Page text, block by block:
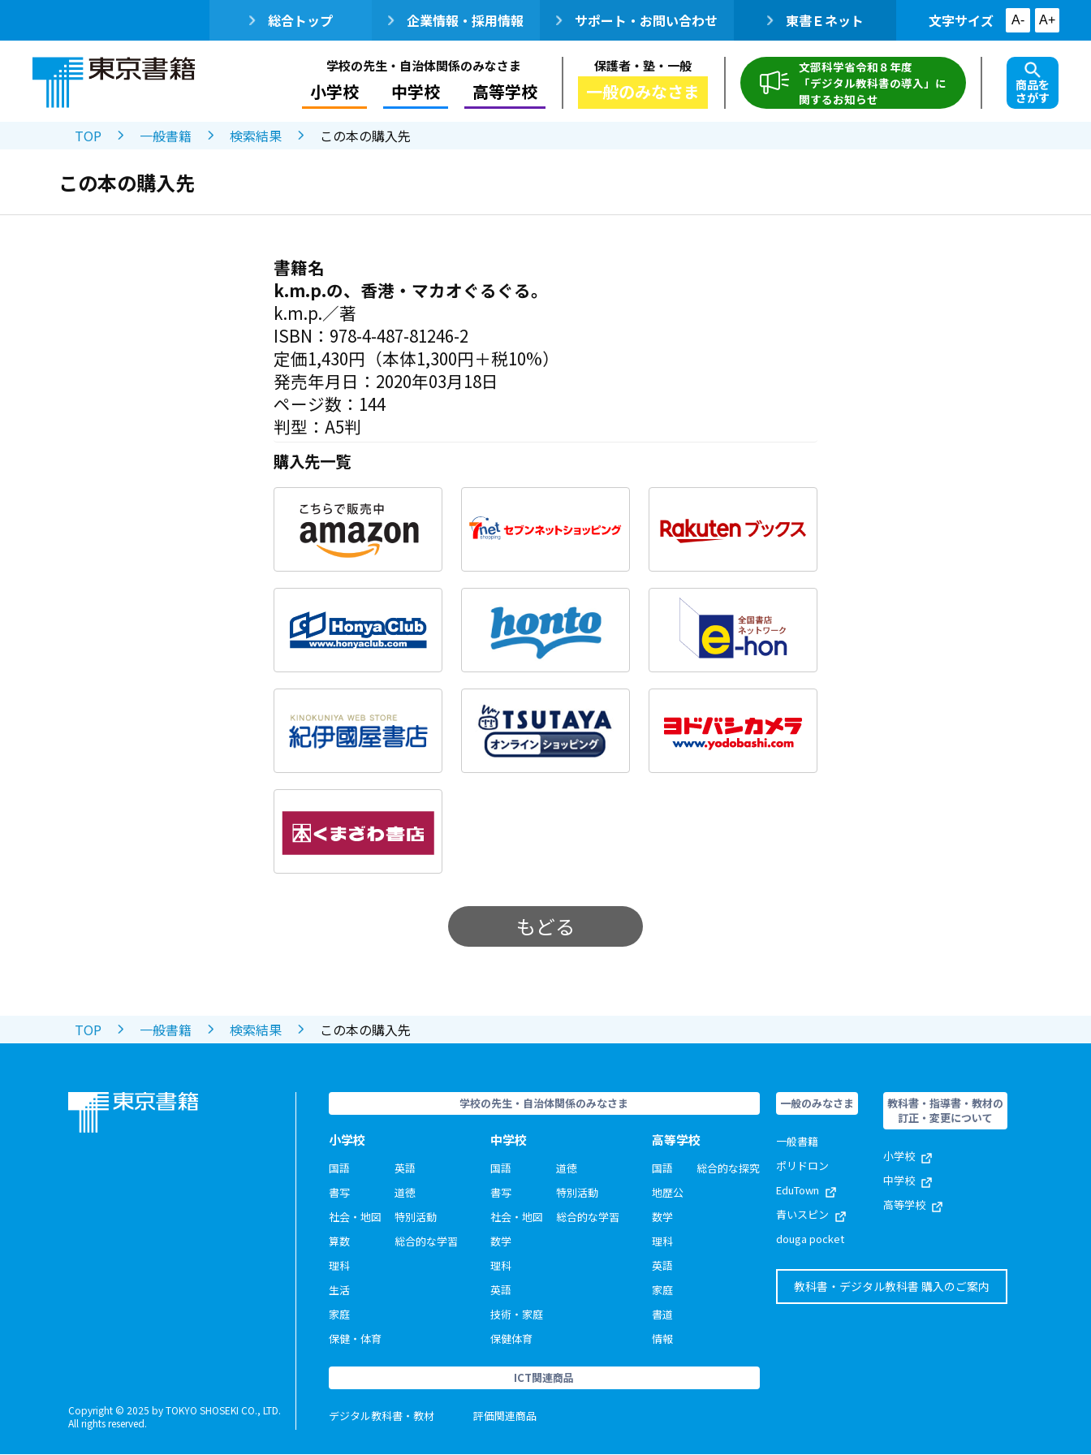
総合トップ 企業情報・採用情報 サポート・お問い合わせ 東書Ｅネット 文字サイズ A- A+
学校の先生・自治体関係のみなさま
小学校 中学校 高等学校
保護者・塾・一般
一般のみなさま
文部科学省令和８年度
「デジタル教科書の導入」に
関するお知らせ
商品を
さがす
TOP 一般書籍 検索結果 この本の購入先
この本の購入先
書籍名
k.m.p.の、香港・マカオぐるぐる。
k.m.p.／著
ISBN：978-4-487-81246-2
定価1,430円（本体1,300円＋税10%）
発売年月日：2020年03月18日
ページ数：144
判型：A5判
購入先一覧
もどる
TOP 一般書籍 検索結果 この本の購入先
Copyright © 2025 by TOKYO SHOSEKI CO., LTD.
All rights reserved.
学校の先生・自治体関係のみなさま
小学校
国語
書写
社会・地図
算数
理科
生活
家庭
保健・体育
英語
道徳
特別活動
総合的な学習
中学校
国語
書写
社会・地図
数学
理科
英語
技術・家庭
保健体育
道徳
特別活動
総合的な学習
高等学校
国語
地歴公
数学
理科
英語
家庭
書道
情報
総合的な探究
ICT関連商品
デジタル教科書・教材 評価関連商品
一般のみなさま
一般書籍
ポリドロン
EduTown
青いスピン
douga pocket
教科書・指導書・教材の
訂正・変更について
小学校
中学校
高等学校
教科書・デジタル教科書 購入のご案内